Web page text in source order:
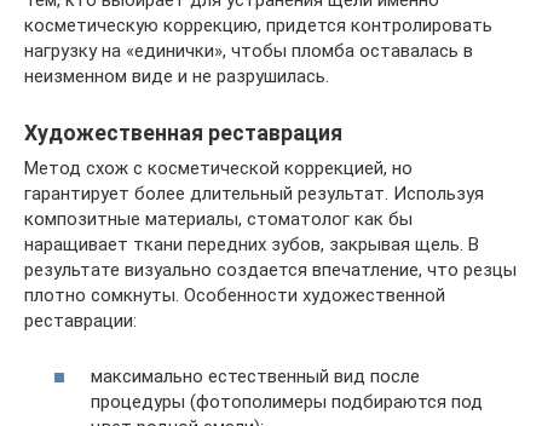
косметическую коррекцию, придется контролировать
нагрузку на «единички», чтобы пломба оставалась в
неизменном виде и не разрушилась.
Художественная реставрация
Метод схож с косметической коррекцией, но
гарантирует более длительный результат. Используя
композитные материалы, стоматолог как бы
наращивает ткани передних зубов, закрывая щель. В
результате визуально создается впечатление, что резцы
плотно сомкнуты. Особенности художественной
реставрации:
максимально естественный вид после
процедуры (фотополимеры подбираются под